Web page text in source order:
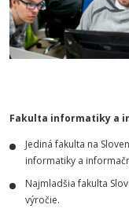
Fakulta informatiky a
Jediná fakulta na
informatiky a
Najmladšia fakulta
výročie.